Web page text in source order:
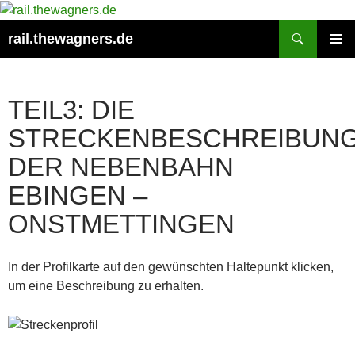
Zum
springen
rail.thewagners.de
TEIL3: DIE
DER NEBENBAHN
EBINGEN –
ONSTMETTINGEN
In der Profilkarte auf den gewünschten Haltepunkt klicken,
um eine Beschreibung zu erhalten.